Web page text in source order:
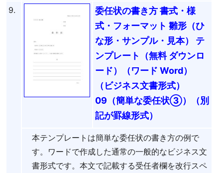
9.
委任状の書き方 書式・様
式・フォーマット 雛形（ひ
な形・サンプル・見本） テ
ンプレート（無料 ダウンロ
ード）（ワード Word）
（ビジネス文書形式）
09（簡単な委任状③）（別
記が罫線形式）
本テンプレートは簡単な委任状の書き方の例で
す。ワードで作成した通常の一般的なビジネス文
書形式です。本文で記載する受任者欄を改行スペ